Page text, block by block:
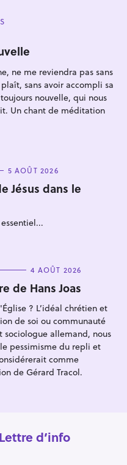
ne me reviendra pas sans
sans avoir accompli sa
nouvelle, qui nous
Un chant de méditation
5 AOÛT 2026
Jésus dans le
4 AOÛT 2026
de Hans Joas
? L’idéal chrétien et
de soi ou communauté
sociologue allemand, nous
pessimisme du repli et
comme
de Gérard Tracol.
d’info